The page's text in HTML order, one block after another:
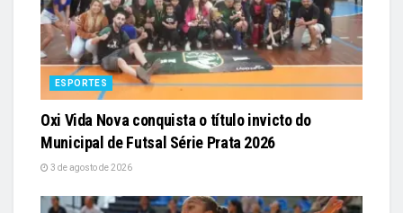
ESPORTES
Oxi Vida Nova conquista o título invicto do
Municipal de Futsal Série Prata 2026
3 de agosto de 2026